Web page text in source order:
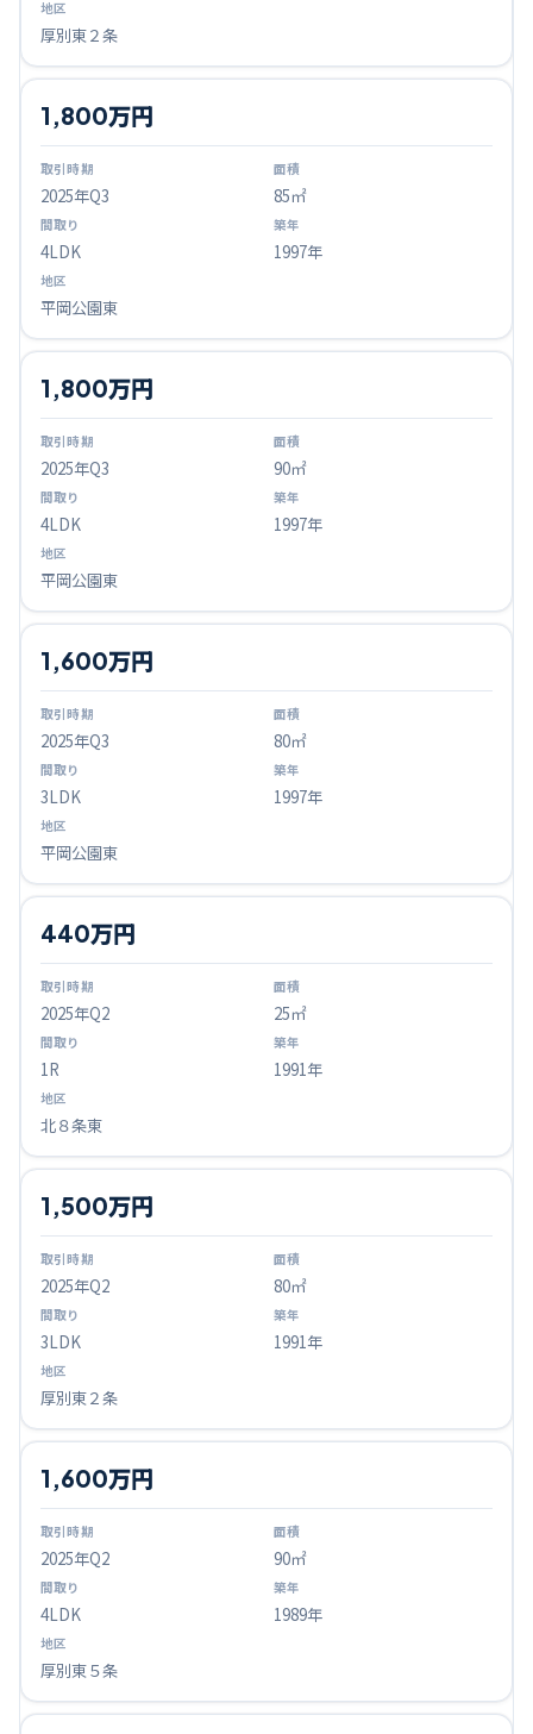
厚別東２条
2025年Q3
1,800万円
85㎡
4LDK 1997年
平岡公園東
2025年Q3
1,800万円
90㎡
4LDK 1997年
平岡公園東
2025年Q3
1,600万円
80㎡
3LDK 1997年
平岡公園東
2025年Q2
440万円
25㎡
1R 1991年
北８条東
2025年Q2
1,500万円
80㎡
3LDK 1991年
厚別東２条
2025年Q2
1,600万円
90㎡
4LDK 1989年
厚別東５条